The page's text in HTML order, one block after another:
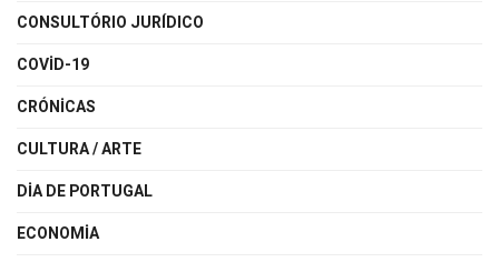
CONSULTÓRIO JURÍDICO
COVID-19
CRÓNICAS
CULTURA / ARTE
DIA DE PORTUGAL
ECONOMIA